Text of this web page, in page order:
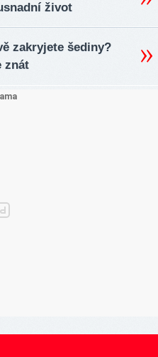
život
zakryjete šediny?
znát